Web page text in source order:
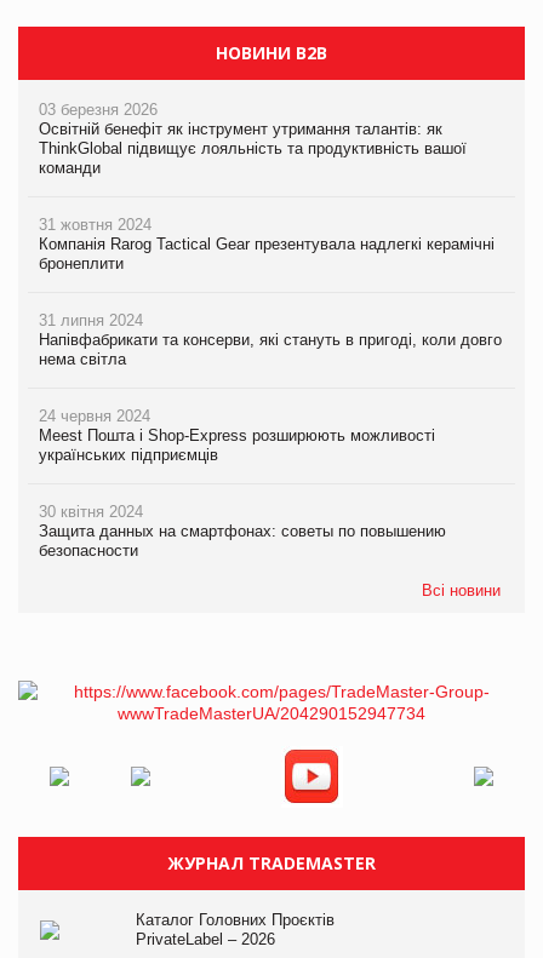
НОВИНИ B2B
03 березня 2026
Освітній бенефіт як інструмент утримання талантів: як
ThinkGlobal підвищує лояльність та продуктивність вашої
команди
31 жовтня 2024
Компанія Rarog Tactical Gear презентувала надлегкі керамічні
бронеплити
31 липня 2024
Напівфабрикати та консерви, які стануть в пригоді, коли довго
нема світла
24 червня 2024
Meest Пошта і Shop-Express розширюють можливості
українських підприємців
30 квітня 2024
Защита данных на смартфонах: советы по повышению
безопасности
Всі новини
ЖУРНАЛ TRADEMASTER
Каталог Головних Проєктів
PrivateLabel – 2026